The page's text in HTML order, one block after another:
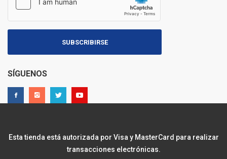
SUBSCRIBIRSE
SÍGUENOS
Esta tienda está autorizada por Visa y MasterCard para realizar
transacciones electrónicas.